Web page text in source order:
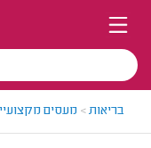
בריאות> מעסים